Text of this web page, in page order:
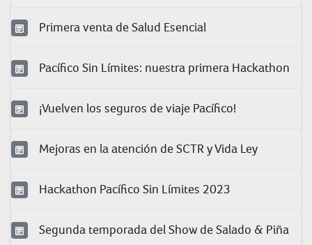
Primera venta de Salud Esencial
Pacífico Sin Límites: nuestra primera Hackathon
¡Vuelven los seguros de viaje Pacífico!
Mejoras en la atención de SCTR y Vida Ley
Hackathon Pacífico Sin Límites 2023
Segunda temporada del Show de Salado & Piña